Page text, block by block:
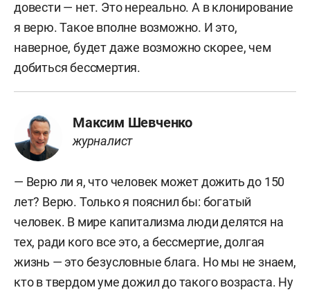
довести — нет. Это нереально. А в клонирование
я верю. Такое вполне возможно. И это,
наверное, будет даже возможно скорее, чем
добиться бессмертия.
Максим Шевченко
журналист
— Верю ли я, что человек может дожить до 150
лет? Верю. Только я пояснил бы: богатый
человек. В мире капитализма люди делятся на
тех, ради кого все это, а бессмертие, долгая
жизнь — это безусловные блага. Но мы не знаем,
кто в твердом уме дожил до такого возраста. Ну